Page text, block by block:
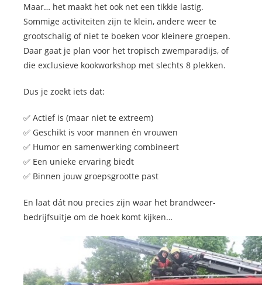
Maar… het maakt het ook net een tikkie lastig.
Sommige activiteiten zijn te klein, andere weer te
grootschalig of niet te boeken voor kleinere groepen.
Daar gaat je plan voor het tropisch zwemparadijs, of
die exclusieve kookworkshop met slechts 8 plekken.
Dus je zoekt iets dat:
✅ Actief is (maar niet te extreem)
✅ Geschikt is voor mannen én vrouwen
✅ Humor en samenwerking combineert
✅ Een unieke ervaring biedt
✅ Binnen jouw groepsgrootte past
En laat dát nou precies zijn waar het brandweer-
bedrijfsuitje om de hoek komt kijken…